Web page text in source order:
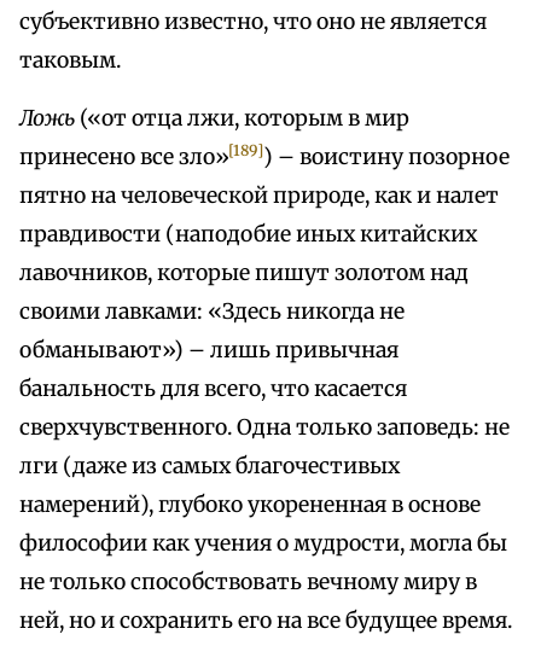
субъективно известно, что оно не является
таковым.
Ложь («от отца лжи, которым в мир
принесено все зло»[189]) – воистину позорное
пятно на человеческой природе, как и налет
правдивости (наподобие иных китайских
лавочников, которые пишут золотом над
своими лавками: «Здесь никогда не
обманывают») – лишь привычная
банальность для всего, что касается
сверхчувственного. Одна только заповедь: не
лги (даже из самых благочестивых
намерений), глубоко укорененная в основе
философии как учения о мудрости, могла бы
не только способствовать вечному миру в
ней, но и сохранить его на все будущее время.